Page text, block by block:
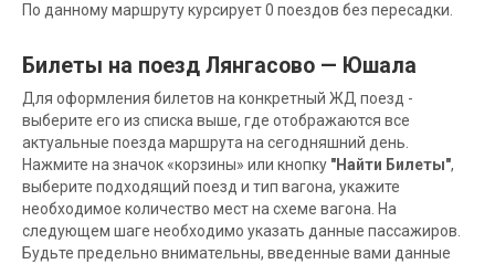
По данному маршруту курсирует 0 поездов без пересадки.
Билеты на поезд Лянгасово — Юшала
Для оформления билетов на конкретный ЖД поезд -
выберите его из списка выше, где отображаются все
актуальные поезда маршрута на сегодняшний день.
Нажмите на значок «корзины» или кнопку "Найти Билеты",
выберите подходящий поезд и тип вагона, укажите
необходимое количество мест на схеме вагона. На
следующем шаге необходимо указать данные пассажиров.
Будьте предельно внимательны, введенные вами данные